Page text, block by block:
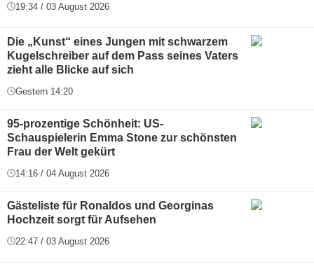
19:34 / 03 August 2026
Die „Kunst“ eines Jungen mit schwarzem
Kugelschreiber auf dem Pass seines Vaters
zieht alle Blicke auf sich
Gestern 14:20
95-prozentige Schönheit: US-
Schauspielerin Emma Stone zur schönsten
Frau der Welt gekürt
14:16 / 04 August 2026
Gästeliste für Ronaldos und Georginas
Hochzeit sorgt für Aufsehen
22:47 / 03 August 2026